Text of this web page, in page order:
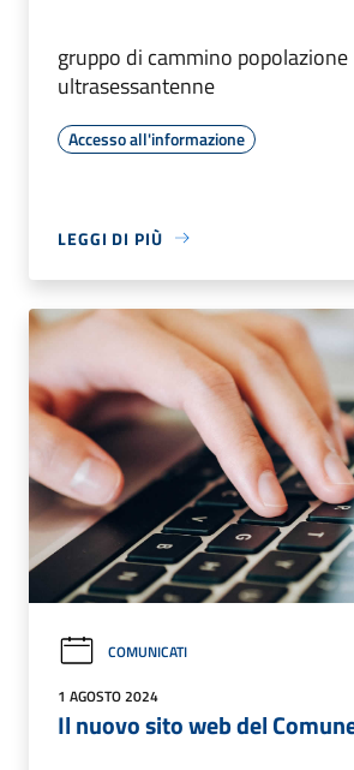
gruppo di cammino popolazione
ultrasessantenne
Accesso all'informazione
LEGGI DI PIÙ
COMUNICATI
1 AGOSTO 2024
Il nuovo sito web del